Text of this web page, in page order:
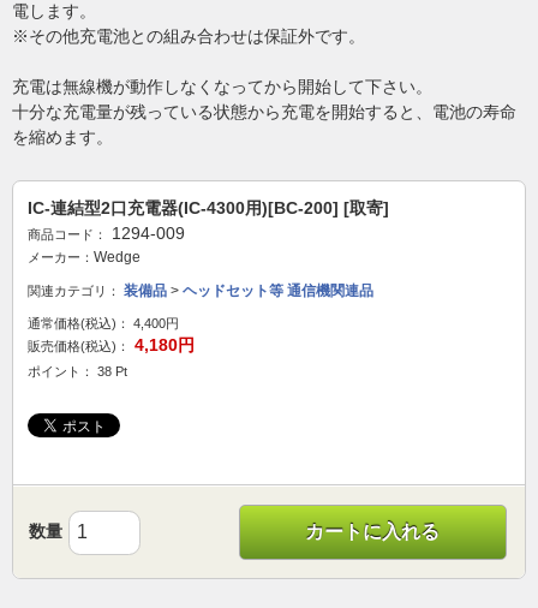
電します。
※その他充電池との組み合わせは保証外です。
充電は無線機が動作しなくなってから開始して下さい。
十分な充電量が残っている状態から充電を開始すると、電池の寿命
を縮めます。
IC-連結型2口充電器(IC-4300用)[BC-200] [取寄]
商品コード： 1294-009
メーカー： Wedge
関連カテゴリ： 装備品 > ヘッドセット等 通信機関連品
通常価格(税込)：
4,400円
販売価格(税込)：
4,180円
ポイント： 38 Pt
数量 カートに入れる